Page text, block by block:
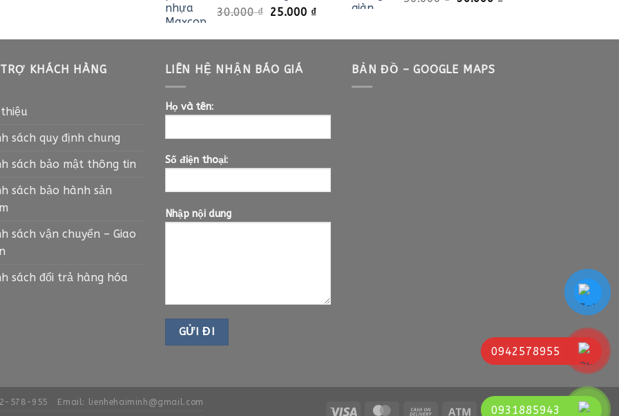
22.000 ₫.
30.000₫ Giá
là:
25.000 ₫Giá
tại
25.000 ₫.
50.000 ₫.là:
KHÁCH HÀNG
sách quy định chung
sách bảo mật thông tin
sách bảo hành sản
sách vận chuyển – Giao
sách đổi trả hàng hóa
LIÊN HỆ NHẬN BÁO GIÁ
Họ và tên:
Số điện thoại:
Nhập nội dung
BẢN ĐỒ – GOOGLE MAPS
578-955 Email: lienhehaiminh@gmail.com
0942578955
0931885943